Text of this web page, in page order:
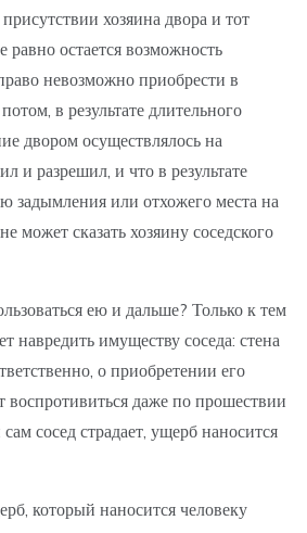
хозяина двора и тот
равно остается возможность
невозможно приобрести в
в результате длительного
двором осуществлялось на
и разрешил, и что в результате
задымления или отхожего места на
может сказать хозяину соседского
ею и дальше? Только к тем
имуществу соседа: стена
о приобретении его
воспротивиться даже по прошествии
сосед страдает, ущерб наносится
который наносится человеку